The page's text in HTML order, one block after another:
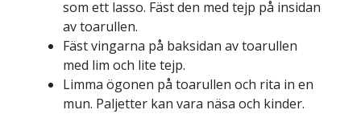
som ett lasso. Fäst den med tejp på insidan
av toarullen.
Fäst vingarna på baksidan av toarullen
med lim och lite tejp.
Limma ögonen på toarullen och rita in en
mun. Paljetter kan vara näsa och kinder.